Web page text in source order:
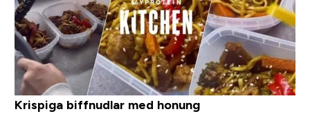
Krispiga biffnudlar med honung